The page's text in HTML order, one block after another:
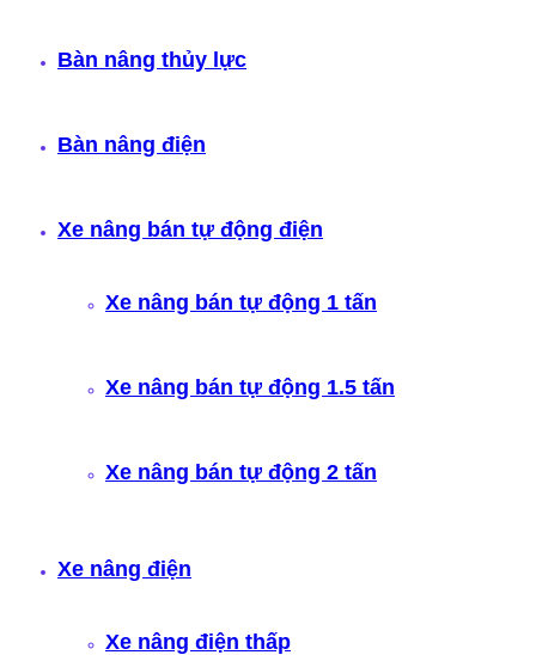
Bàn nâng thủy lực
Bàn nâng điện
Xe nâng bán tự động điện
Xe nâng bán tự động 1 tấn
Xe nâng bán tự động 1.5 tấn
Xe nâng bán tự động 2 tấn
Xe nâng điện
Xe nâng điện thấp